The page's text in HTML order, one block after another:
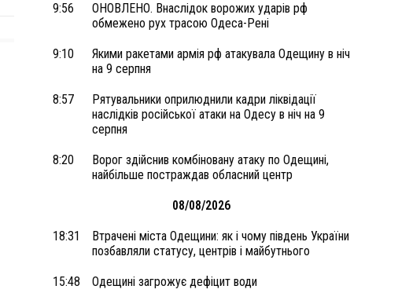
9:56
ОНОВЛЕНО. Внаслідок ворожих ударів рф
обмежено рух трасою Одеса-Рені
9:10
Якими ракетами армія рф атакувала Одещину в ніч
на 9 серпня
8:57
Рятувальники оприлюднили кадри ліквідації
наслідків російської атаки на Одесу в ніч на 9
серпня
8:20
Ворог здійснив комбіновану атаку по Одещині,
найбільше постраждав обласний центр
08/08/2026
18:31
Втрачені міста Одещини: як і чому південь України
позбавляли статусу, центрів і майбутнього
15:48 Одещині загрожує дефіцит води